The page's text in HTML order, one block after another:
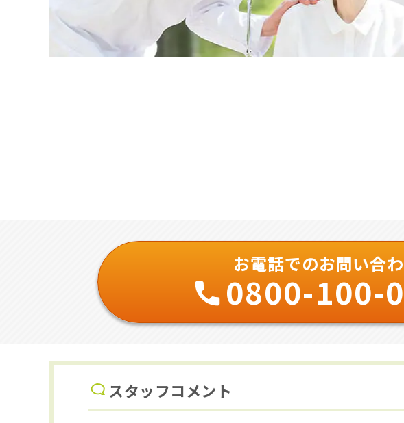
お電話でのお問い合
0800-100-
スタッフコメント